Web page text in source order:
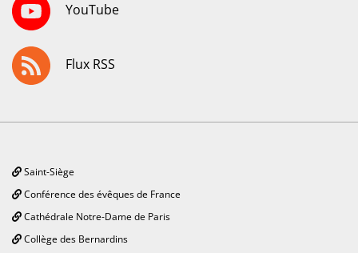
YouTube
Flux RSS
Saint-Siège
Conférence des évêques de France
Cathédrale Notre-Dame de Paris
Collège des Bernardins